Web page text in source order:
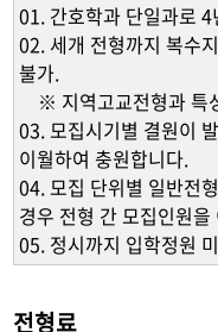
01. 간호학과 단일과로
02. 세개 전형까지 복수
불가.
※ 지역고교전형과 특
03. 모집시기별 결원이
이월하여 충원합니다.
04. 모집 단위별 일반전
경우 전형 간 모집인원
05. 정시까지 입학정원
전형료